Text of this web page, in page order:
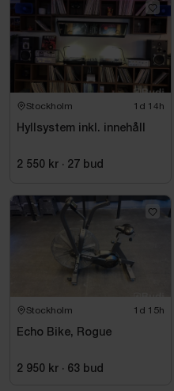
Stockholm 1d 14h
Hyllsystem inkl. innehåll
2 550 kr · 27 bud
Stockholm 1d 15h
Echo Bike, Rogue
2 950 kr · 63 bud